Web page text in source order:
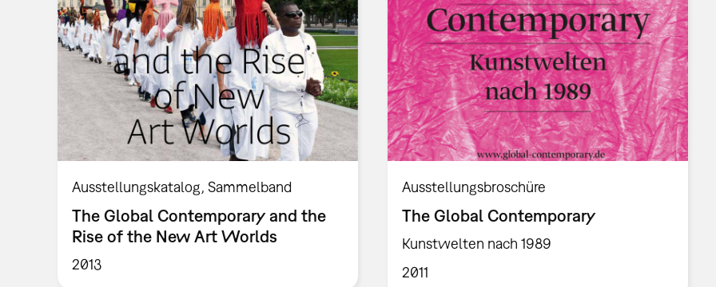
Ausstellungskatalog Sammelband
The Global Contemporary and the
Rise of the New Art Worlds
2013
Ausstellungsbroschüre
The Global Contemporary
Kunstwelten nach 1989
2011